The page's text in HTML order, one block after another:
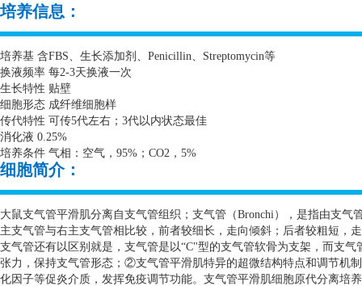
培养信息：
培养基 含FBS、生长添加剂、 Penicillin、 Streptomycin等
换液频率 每2-3天换液一次
生长特性 贴壁
细胞形态 成纤维细胞样
传代特性 可传5代左右； 3代以内状态最佳
消化液 0.25%
培养条件 气相：空气， 95% ； CO2 ， 5%
细胞简介：
大鼠支气管平滑肌分离自支气管组织；支气管（Bronchi），是指由支气
主支气管与右主支气管相比较，前者较细长，走向倾斜；后者较粗短，
支气管还有以区别就是，支气管是以“C"型的支气管软骨为支架，而支
张力，保持支气管形态；②支气管平滑肌特异的超微结构特点和调节机
化因子等促炎介质，发挥免疫调节功能。支气管平滑肌细胞原代分离培养